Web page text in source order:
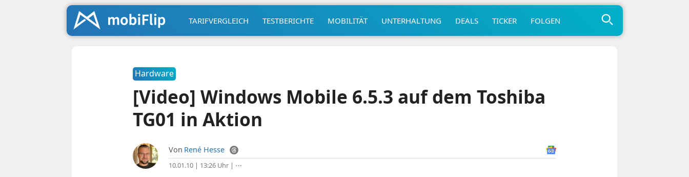
TARIFVERGLEICH TESTBERICHTE MOBILITÄT UNTERHALTUNG DEALS TICKER FOLGEN
Hardware
[Video] Windows Mobile 6.5.3 auf dem Toshiba
TG01 in Aktion
Von René Hesse
10.01.10 | 13:26 Uhr| ⋯